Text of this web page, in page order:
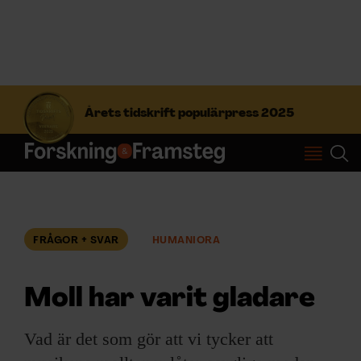
Årets tidskrift populärpress 2025
S
f
t
Prenumerera
FRÅGOR + SVAR HUMANIORA
Moll har varit gladare
Vad är det som gör att vi tycker att